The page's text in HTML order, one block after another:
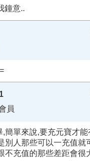
鐘意..
員
簡單來說,要充元寶才
別人那些可以一充值就
不充值的那些差距會很